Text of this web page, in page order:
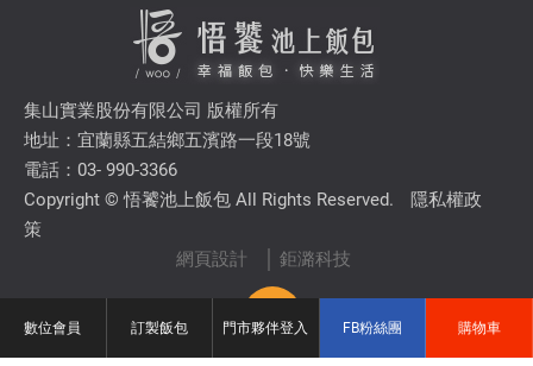
數位會員 訂製飯包 門市夥伴登入 FB粉絲團 購物車
集山實業股份有限公司 版權所有
地址：宜蘭縣五結鄉五濱路一段18號
電話：03- 990-3366
Copyright © 悟饕池上飯包 All Rights Reserved.
隱私權政
策
網頁設計
│ 鉅潞科技